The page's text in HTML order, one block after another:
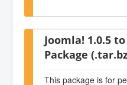
Joomla! 1.0.5
Package
This package is for